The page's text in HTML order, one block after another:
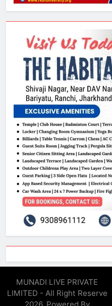
MUNADI LIVE PRIVATE
LIMITED - All Right Reserve